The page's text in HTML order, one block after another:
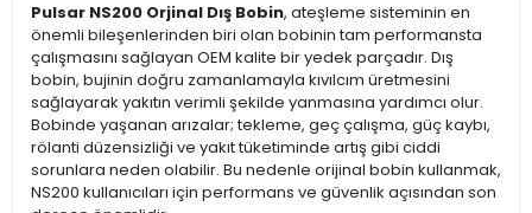
Pulsar NS200 Orjinal Dış Bobin, ateşleme sisteminin en
önemli bileşenlerinden biri olan bobinin tam performansta
çalışmasını sağlayan OEM kalite bir yedek parçadır. Dış
bobin, bujinin doğru zamanlamayla kıvılcım üretmesini
sağlayarak yakıtın verimli şekilde yanmasına yardımcı olur.
Bobinde yaşanan arızalar; tekleme, geç çalışma, güç kaybı,
rölanti düzensizliği ve yakıt tüketiminde artış gibi ciddi
sorunlara neden olabilir. Bu nedenle orijinal bobin kullanmak,
NS200 kullanıcıları için performans ve güvenlik açısından son